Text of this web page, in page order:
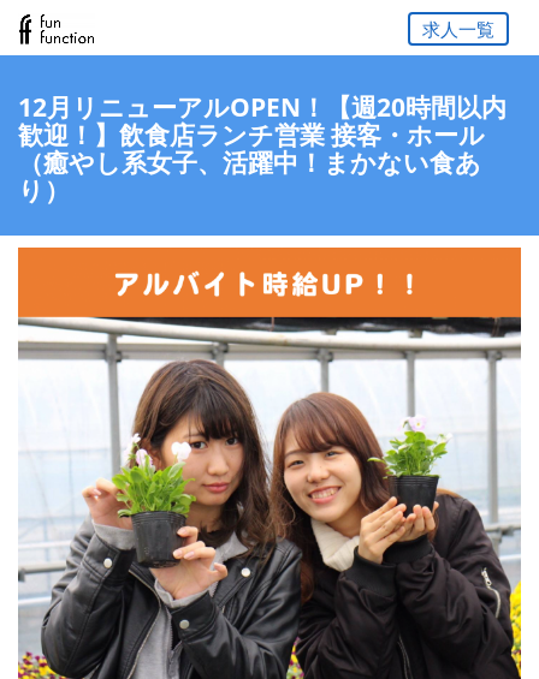
求人一覧
12月リニューアルOPEN！【週20時間以内
歓迎！】飲食店ランチ営業 接客・ホール
（癒やし系女子、活躍中！まかない食あ
り）